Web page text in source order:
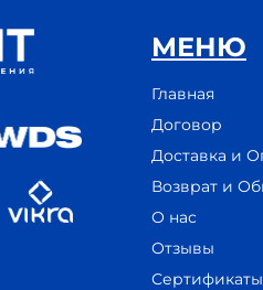
МЕНЮ
Главная
Договор
Доставка и
Возврат и
О нас
Отзывы
Сертификаты